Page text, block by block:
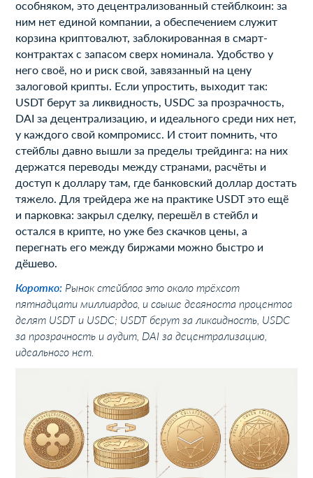
особняком, это децентрализованный стейблкоин: за
ним нет единой компании, а обеспечением служит
корзина криптовалют, заблокированная в смарт-
контрактах с запасом сверх номинала. Удобство у
него своё, но и риск свой, завязанный на цену
залоговой крипты. Если упростить, выходит так:
USDT берут за ликвидность, USDC за прозрачность,
DAI за децентрализацию, и идеального среди них нет,
у каждого свой компромисс. И стоит помнить, что
стейблы давно вышли за пределы трейдинга: на них
держатся переводы между странами, расчёты и
доступ к доллару там, где банковский доллар достать
тяжело. Для трейдера же на практике USDT это ещё
и парковка: закрыл сделку, перешёл в стейбл и
остался в крипте, но уже без скачков цены, а
перегнать его между биржами можно быстро и
дёшево.
Коротко: Рынок стейблов это около трёхсот
пятнадцати миллиардов, и свыше девяноста процентов
делят USDT и USDC; USDT берут за ликвидность, USDC
за прозрачность и аудит, DAI за децентрализацию,
идеального нет.